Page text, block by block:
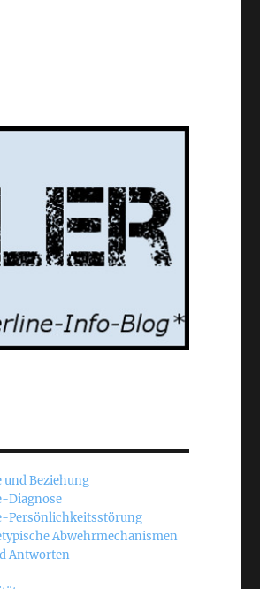
und Beziehung
Diagnose
Persönlichkeitsstörung
Abwehrmechanismen
Antworten